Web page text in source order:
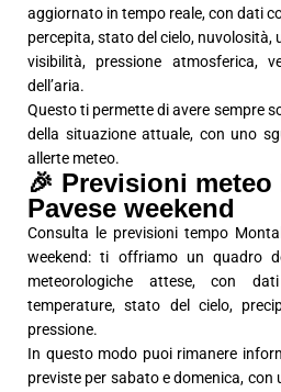
aggiornato in tempo reale, con dati
percepita, stato del cielo,
visibilità, pressione atmosferica,
dell’aria.
Questo ti permette di avere sempre
della situazione attuale, con uno
allerte meteo.
🎉 Previsioni
Pavese weekend
Consulta le previsioni tempo
weekend: ti offriamo un quadro
meteorologiche attese, con
temperature, stato del cielo,
pressione.
In questo modo puoi rimanere
previste per sabato e domenica,